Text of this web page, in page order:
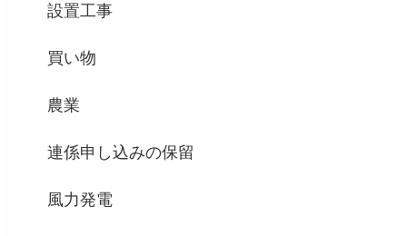
設置工事
買い物
農業
連係申し込みの保留
風力発電